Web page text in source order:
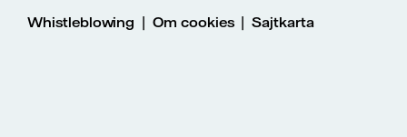
Whistleblowing |Om cookies|Sajtkarta